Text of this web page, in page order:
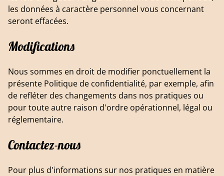
les données à caractère personnel vous concernant
seront effacées.
Modifications
Nous sommes en droit de modifier ponctuellement la
présente Politique de confidentialité, par exemple, afin
de refléter des changements dans nos pratiques ou
pour toute autre raison d'ordre opérationnel, légal ou
réglementaire.
Contactez-nous
Pour plus d'informations sur nos pratiques en matière